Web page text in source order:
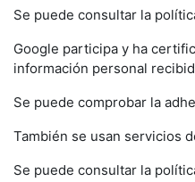
Se puede consultar la
Google participa y ha
información personal
Se puede comprobar la
También se usan servicios
Se puede consultar la